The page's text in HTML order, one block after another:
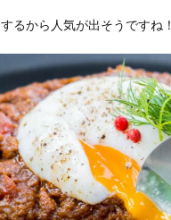
るから人気が出そうですね！